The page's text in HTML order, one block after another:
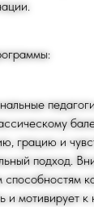
грацию и
подход.
способностям
и мотивирует